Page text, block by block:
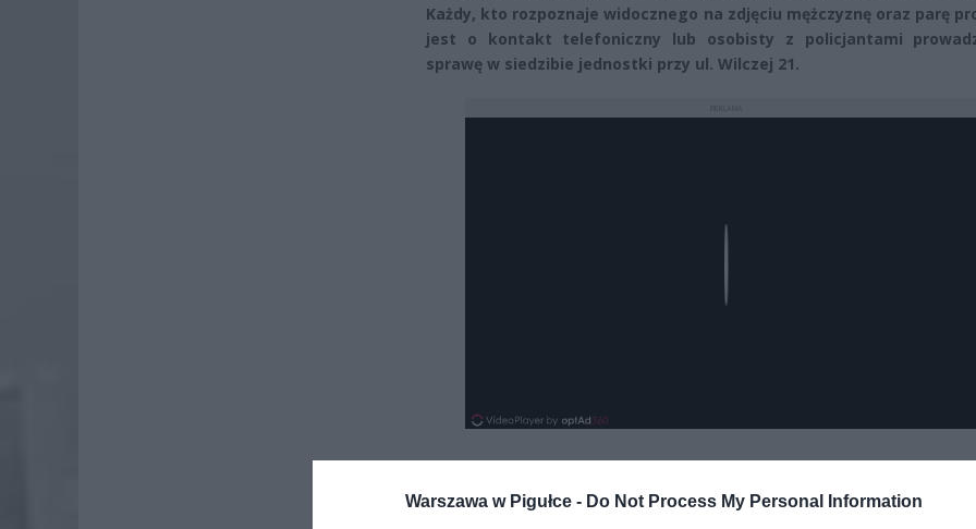
Warszawa w Pigułce - Do Not Process My Personal Information
Każdy, kto rozpoznaje widocznego na zdjęciu mężczyznę oraz parę
jest o kontakt telefoniczny lub osobisty z policjantami
sprawę w siedzibie jednostki przy ul. Wilczej 21.
Dodaj nas do preferowanych źródeł w Google